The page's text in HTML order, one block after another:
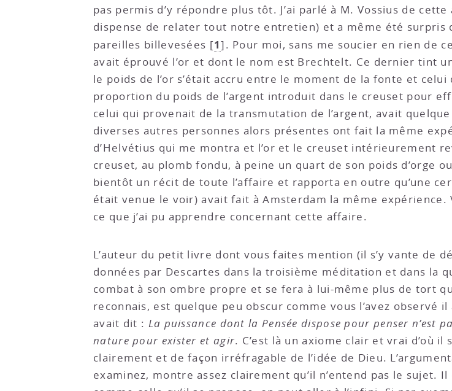
pas permis d’y répondre plus tôt. J’ai parlé à M. Vossius de
dispense de relater tout notre entretien) et a même été surpris
pareilles billevesées [1]. Pour moi, sans me soucier en rien de
avait éprouvé l’or et dont le nom est Brechtelt. Ce dernier tint
le poids de l’or s’était accru entre le moment de la fonte et
proportion du poids de l’argent introduit dans le creuset pour
celui qui provenait de la transmutation de l’argent, avait
diverses autres personnes alors présentes ont fait la même
d’Helvétius qui me montra et l’or et le creuset intérieurement
creuset, au plomb fondu, à peine un quart de son poids d’orge
bientôt un récit de toute l’affaire et rapporta en outre qu’une
était venue le voir) avait fait à Amsterdam la même
ce que j’ai pu apprendre concernant cette affaire.
L’auteur du petit livre dont vous faites mention (il s’y vante de
données par Descartes dans la troisième méditation et dans la
combat à son ombre propre et se fera à lui-même plus de tort
reconnais, est quelque peu obscur comme vous l’avez observé
avait dit : La puissance dont la Pensée dispose pour penser n’est
nature pour exister et agir. C’est là un axiome clair et vrai d’où
clairement et de façon irréfragable de l’idée de Dieu.
examinez, montre assez clairement qu’il n’entend pas le sujet.